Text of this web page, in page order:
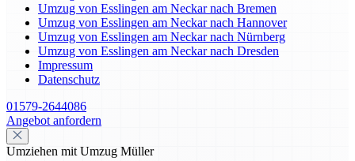
Umzug von Esslingen am Neckar nach Bremen
Umzug von Esslingen am Neckar nach Hannover
Umzug von Esslingen am Neckar nach Nürnberg
Umzug von Esslingen am Neckar nach Dresden
Impressum
Datenschutz
01579-2644086
Angebot anfordern
Umziehen mit Umzug Müller